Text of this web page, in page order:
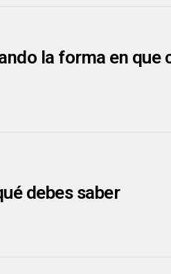
la forma en que
debes saber